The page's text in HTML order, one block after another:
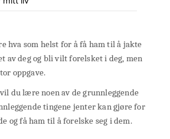
hva som helst for å få ham til å jakte
av deg og bli vilt forelsket i deg, men
oppgave.
du lære noen av de grunnleggende
tingene jenter kan gjøre for
og få ham til å forelske seg i dem.